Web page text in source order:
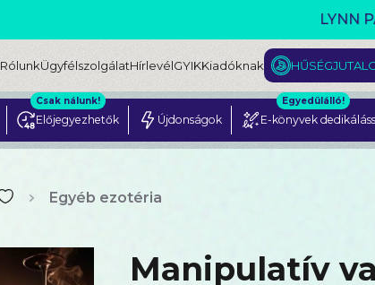
MEGJELENT! L. J. SHEN:
RólunkÜgyfélszolgálatHírlevélGYIKKiadóknak
Előjegyezhetők
Csak nálunk!
Újdonságok E-könyvek
Egyedülálló!
Egyéb ezotéria
Manipulatív